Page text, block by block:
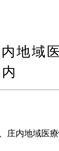
内地域
庄内地域医